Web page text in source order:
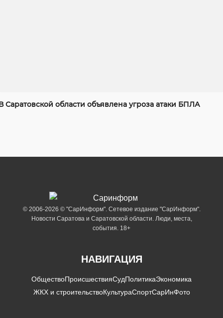
Саратовской области объявлена угроза атаки БПЛА
© 2006-2026 © "СарИнформ". Сетевое издание "СарИнформ".
Новости Саратова и Саратовской области. Люди, места,
события. 18+
НАВИГАЦИЯ
ОбществоПроисшествияСудПолитикаЭкономика
ЖКХ и строительствоКультураСпортСарИнФото